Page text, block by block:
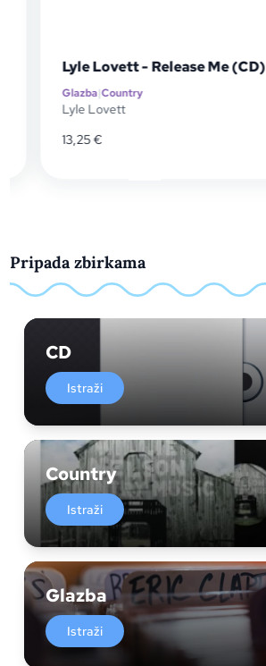
Lyle Lovett - Release Me (CD)
Glazba|Country
Lyle Lovett
13,25€
Pripada zbirkama
CD
Istraži
Country
Istraži
Glazba
Istraži